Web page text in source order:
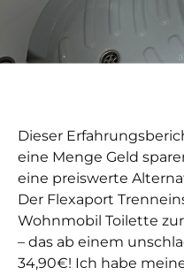
Dieser
eine Menge Geld
eine preiswerte
Der Flexaport
Wohnmobil Toilette
– das ab einem
34,90€! Ich habe